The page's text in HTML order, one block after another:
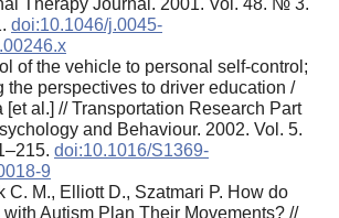
Therapy Journal. 2001. Vol. 48. № 3.
doi:10.1046/j.0045-
of the vehicle to personal self-control;
the perspectives to driver education /
[et al.] // Transportation Research Part
and Behaviour. 2002. Vol. 5.
doi:10.1016/S1369-
9
C. M., Elliott D., Szatmari P. How do
with Autism Plan Their Movements? //